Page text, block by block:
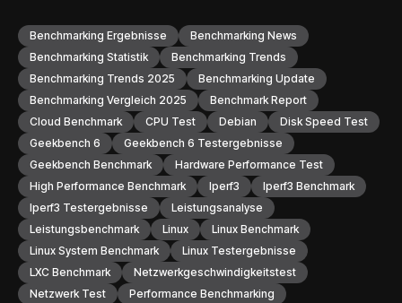
Benchmarking Ergebnisse
Benchmarking News
Benchmarking Statistik
Benchmarking Trends
Benchmarking Trends 2025
Benchmarking Update
Benchmarking Vergleich 2025
Benchmark Report
Cloud Benchmark
CPU Test Debian
Disk Speed Test
Geekbench 6
Geekbench 6 Testergebnisse
Geekbench Benchmark
Hardware Performance Test
High Performance Benchmark
Iperf3
Iperf3 Benchmark
Iperf3 Testergebnisse
Leistungsanalyse
Leistungsbenchmark
Linux
Linux Benchmark
Linux System Benchmark
Linux Testergebnisse
LXC Benchmark
Netzwerkgeschwindigkeitstest
Netzwerk Test
Performance Benchmarking